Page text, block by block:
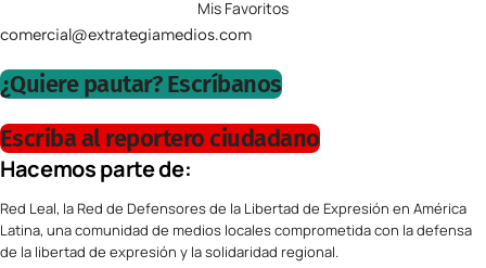
Mis Favoritos
comercial@extrategiamedios.com
¿Quiere pautar? Escríbanos
Escriba al reportero ciudadano
Hacemos parte de:
Red Leal, la Red de Defensores de la Libertad de Expresión en América
Latina, una comunidad de medios locales comprometida con la defensa
de la libertad de expresión y la solidaridad regional.